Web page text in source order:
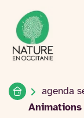
Accéder
au
contenu
Accueil du site
Accueilagenda